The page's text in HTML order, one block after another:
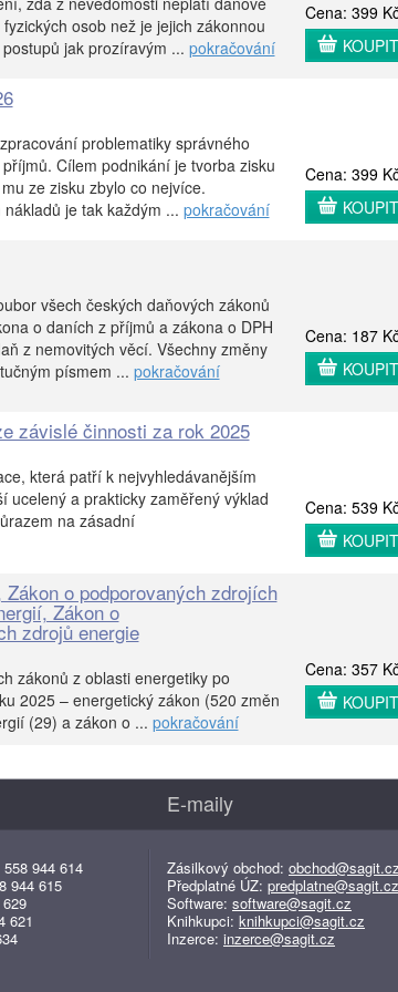
osob než je jejich zákonnou
jak prozíravým ... pokračování
Cena: 399
KOUPIT
problematiky správného
Cílem podnikání je tvorba zisku
ze zisku zbylo co nejvíce.
je tak každým ... pokračování
Cena: 399
KOUPIT
všech českých daňových zákonů
o daních z příjmů a zákona o DPH
z nemovitých věcí. Všechny změny
písmem ... pokračování
Cena: 187
KOUPIT
závislé činnosti za rok 2025
která patří k nejvyhledávanějším
ucelený a prakticky zaměřený výklad
na zásadní
Cena: 539
KOUPIT
o podporovaných zdrojích
Zákon o
zdrojů energie
zákonů z oblasti energetiky po
2025 – energetický zákon (520 změn
(29) a zákon o ... pokračování
Cena: 357
KOUPIT
944 614
944 615
621
E-maily
Zásilkový obchod: obchod@sagit.cz
Předplatné ÚZ: predplatne@sagit.cz
Software: software@sagit.cz
Knihkupci: knihkupci@sagit.cz
Inzerce: inzerce@sagit.cz